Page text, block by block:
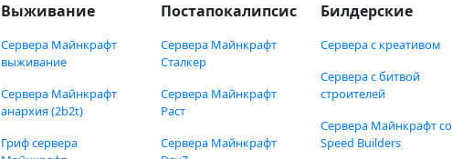
Выживание
Сервера Майнкрафт
выживание
Сервера Майнкрафт
анархия (2b2t)
Гриф сервера
Постапокалипсис
Сервера Майнкрафт
Сталкер
Сервера Майнкрафт
Раст
Сервера Майнкрафт
Билдерские
Сервера с креативом
Сервера с битвой
строителей
Сервера Майнкрафт со
Speed Builders